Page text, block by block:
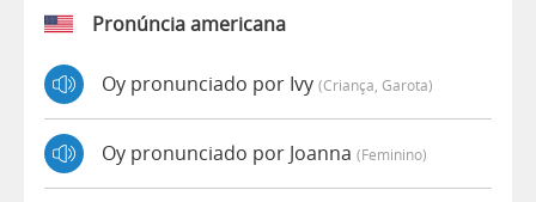
Pronúncia americana
Oy pronunciado por Ivy (criança, Garota)
Oy pronunciado por Joanna (feminino)